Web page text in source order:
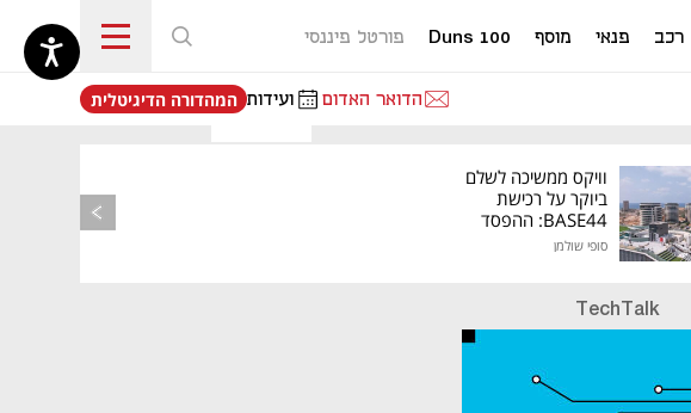
רכב פנאי מוסף Duns 100 פורטל פיננסי
הדואר האדום ועידות
נפתח בכרטיסייה חדשה
המהדורה הדיגיטלית
וויקס ממשיכה לשלם
ביוקר על רכישת
BASE44: ההפסד
סופי שולמן
TechTalk